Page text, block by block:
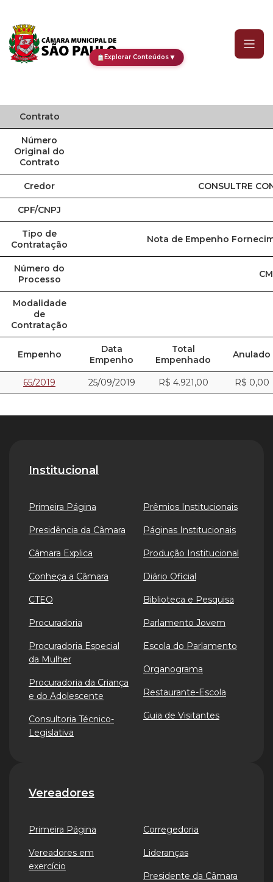
Explorar Conteúdos▼
Contrato
Número
Original do
Contrato
Credor CONSULTRE
CPF/CNPJ
Tipo de
Contratação
Nota de Empenho
Número do
Processo
Modalidade
de
Contratação
Empenho
Data
Empenho
Total
Empenhado
Anulado
65/2019 25/09/2019 R$ 4.921,00 R$ 0,00
Institucional
Primeira Página
Presidência da Câmara
Câmara Explica
Conheça a Câmara
CTEO
Procuradoria
Procuradoria Especial
da Mulher
Procuradoria da Criança
e do Adolescente
Consultoria Técnico-
Legislativa
Prêmios Institucionais
Páginas Institucionais
Produção Institucional
Diário Oficial
Biblioteca e Pesquisa
Parlamento Jovem
Escola do Parlamento
Organograma
Restaurante-Escola
Guia de Visitantes
Vereadores
Primeira Página
Vereadores em
exercício
Corregedoria
Lideranças
Presidente da Câmara